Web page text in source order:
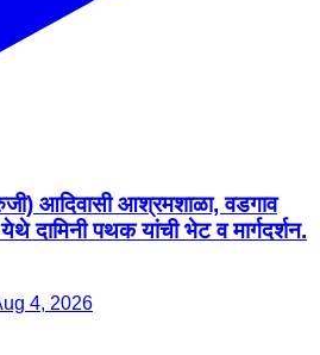
आदिवासी आश्रमशाळा, वडगाव
दामिनी पथक यांची भेट व मार्गदर्शन.
4, 2026